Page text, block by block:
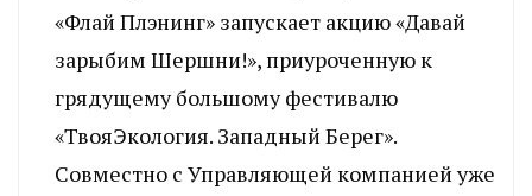
«Флай Плэнинг» запускает акцию «Давай
зарыбим Шершни!», приуроченную к
грядущему большому фестивалю
«ТвояЭкология. Западный Берег».
Совместно с Управляющей компанией уже